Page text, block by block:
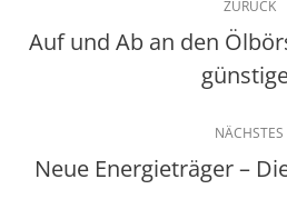
ZURÜCK
Auf und Ab an den
NÄCHSTES
Neue Energieträger –